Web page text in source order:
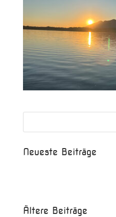
Neueste Beiträge
Ältere Beiträge